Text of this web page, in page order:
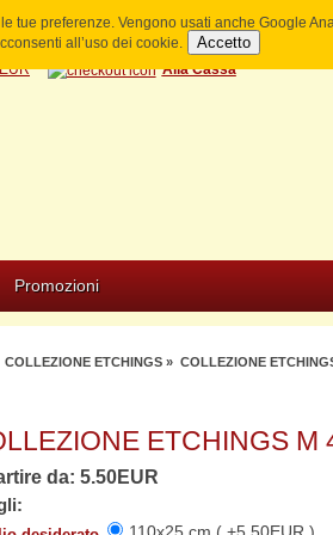
preferenze. Vengono usati anche Google
all’uso dei cookie.
Accetto
Alla Cassa
Promozioni
COLLEZIONE ETCHINGS» COLLEZIONE
ETCHINGS M
da: 5.50EUR